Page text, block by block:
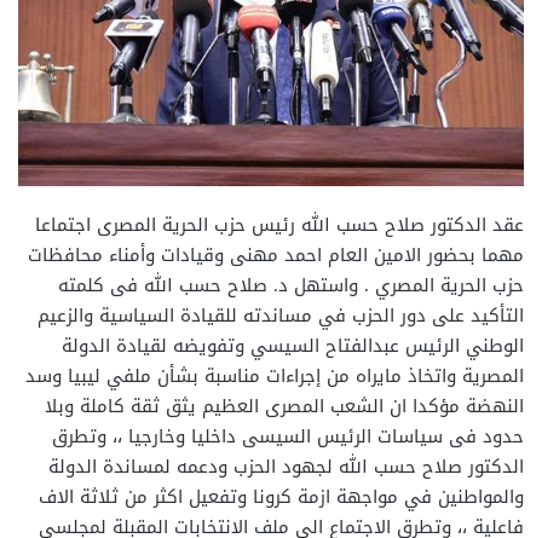
عقد الدكتور صلاح حسب الله رئيس حزب الحرية المصرى اجتماعا
مهما بحضور الامين العام احمد مهنى وقيادات وأمناء محافظات
حزب الحرية المصري . واستهل د. صلاح حسب الله فى كلمته
التأكيد على دور الحزب في مساندته للقيادة السياسية والزعيم
الوطني الرئيس عبدالفتاح السيسي وتفويضه لقيادة الدولة
المصرية واتخاذ مايراه من إجراءات مناسبة بشأن ملفي ليبيا وسد
النهضة مؤكدا ان الشعب المصرى العظيم يثق ثقة كاملة وبلا
حدود فى سياسات الرئيس السيسى داخليا وخارجيا ،، وتطرق
الدكتور صلاح حسب الله لجهود الحزب ودعمه لمساندة الدولة
والمواطنين في مواجهة ازمة كرونا وتفعيل اكثر من ثلاثة الاف
فاعلية ،، وتطرق الاجتماع الى ملف الانتخابات المقبلة لمجلسى